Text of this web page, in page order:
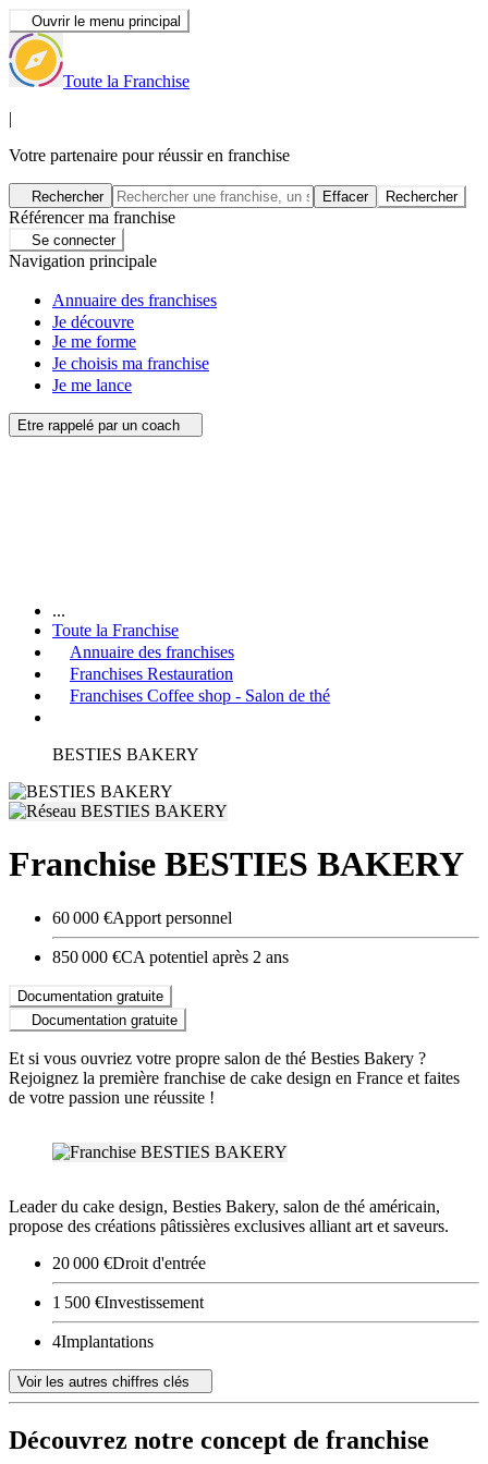
Ouvrir le menu principal
Toute la Franchise
|
Votre partenaire pour réussir en franchise
Rechercher Effacer Rechercher
Référencer ma franchise
Se connecter
Navigation principale
Annuaire des franchises
Je découvre
Je me forme
Je choisis ma franchise
Je me lance
Etre rappelé par un coach
...
Toute la Franchise
Annuaire des franchises
Franchises Restauration
Franchises Coffee shop - Salon de thé
BESTIES BAKERY
Franchise BESTIES BAKERY
60 000 €Apport personnel
850 000 €CA potentiel après 2 ans
Documentation gratuite
Documentation gratuite
Et si vous ouvriez votre propre salon de thé Besties Bakery ?
Rejoignez la première franchise de cake design en France et faites
de votre passion une réussite !
Leader du cake design, Besties Bakery, salon de thé américain,
propose des créations pâtissières exclusives alliant art et saveurs.
20 000 €Droit d'entrée
1 500 €Investissement
4Implantations
Voir les autres chiffres clés
Découvrez notre concept de franchise